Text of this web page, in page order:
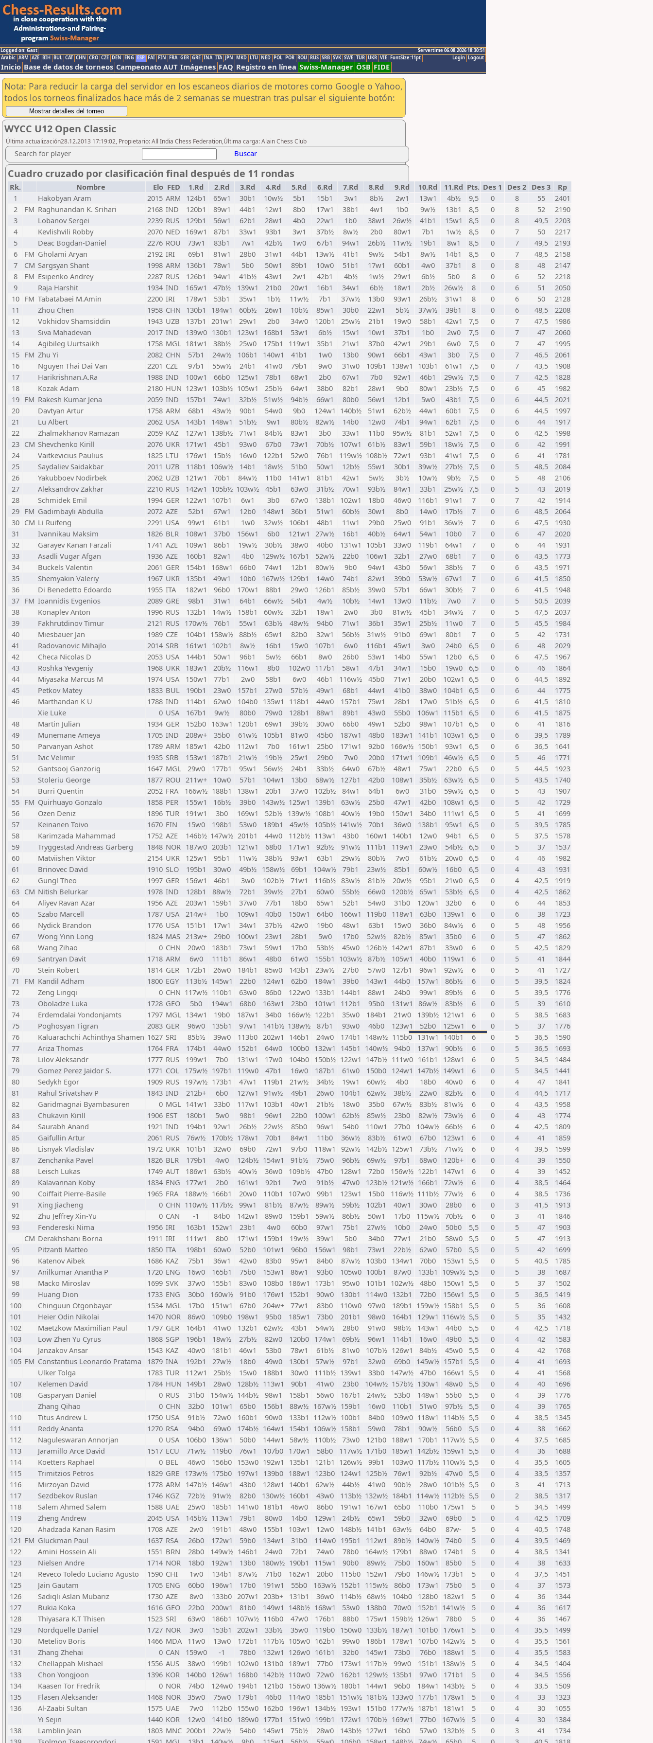
Logged on: Gast
Servertime 06.08.2026 18:30:51
Logout
Login
Arabic ARM AZE BIH BUL CAT CHN CRO CZE DEN ENG ESP FAI FIN FRA GER GRE INA ITA JPN MKD LTU NED POL POR ROU RUS SRB SVK SWE TUR UKR VIE FontSize:11pt
Inicio Base de datos de torneos Campeonato AUT Imágenes FAQ Registro en línea Swiss-Manager ÖSB FIDE
Nota: Para reducir la carga del servidor en los escaneos diarios de motores como Google o Yahoo,
todos los torneos finalizados hace más de 2 semanas se muestran tras pulsar el siguiente botón:
WYCC U12 Open Classic
Última actualización28.12.2013 17:19:02, Propietario: All India Chess Federation,Última carga: Alain Chess Club
Search for player Buscar
Cuadro cruzado por clasificación final después de 11 rondas
Rk. Nombre Elo FED 1.Rd 2.Rd 3.Rd 4.Rd 5.Rd 6.Rd 7.Rd 8.Rd 9.Rd 10.Rd 11.Rd Pts. Des 1 Des 2 Des 3
Rp
1
Hakobyan Aram 2015 ARM 124b1 65w1 30b1 10w½ 5b1 15b1 3w1 8b½ 2w1 13w1 4b½ 9,5 0 8 55
2401
2
FM Raghunandan K. Srihari 2168 IND 120b1 89w1 44b1 12w1 8b0 17w1 38b1 4w1 1b0 9w½ 13b1 8,5 0 8 52
2190
3
Lobanov Sergei 2239 RUS 129b1 56w1 62b1 28w1 4b0 22w1 1b0 38w1 26w½ 41b1 15w1 8,5 0 8 49,5
2203
4
Kevlishvili Robby 2070 NED 169w1 87b1 33w1 93b1 3w1 37b½ 8w½ 2b0 80w1 7b1 1w½ 8,5 0 7 50
2217
5
Deac Bogdan-Daniel 2276 ROU 73w1 83b1 7w1 42b½ 1w0 67b1 94w1 26b½ 11w½ 19b1 8w1 8,5 0 7 49,5
2193
6
FM Gholami Aryan 2192 IRI 69b1 81w1 28b0 31w1 44b1 13w½ 41b1 9w½ 54b1 8w½ 14b1 8,5 0 7 48,5
2158
7
CM Sargsyan Shant 1998 ARM 136b1 78w1 5b0 50w1 89b1 10w0 51b1 17w1 60b1 4w0 37b1 8 0 8 48
2147
8
FM Esipenko Andrey 2287 RUS 126b1 94w1 41b½ 43w1 2w1 42b1 4b½ 1w½ 29w1 6b½ 5b0 8 0 6 52
2218
9
Raja Harshit 1934 IND 165w1 47b½ 139w1 21b0 20w1 16b1 34w1 6b½ 18w1 2b½ 26w½ 8 0 6 51
2050
10 FM Tabatabaei M.Amin 2200 IRI 178w1 53b1 35w1 1b½ 11w½ 7b1 37w½ 13b0 93w1 26b½ 31w1 8 0 6 50
2128
11
Zhou Chen 1958 CHN 130b1 184w1 60b½ 26w1 10b½ 85w1 30b0 22w1 5b½ 37w½ 39b1 8 0 6 48,5
2208
12
Vokhidov Shamsiddin 1943 UZB 137b1 201w1 29w1 2b0 34w0 120b1 25w½ 21b1 19w0 58b1 42w1 7,5 0 7 47,5
1986
13
Siva Mahadevan 2017 IND 139w0 130b1 123w1 168b1 53w1 6b½ 15w1 10w1 37b1 1b0 2w0 7,5 0 7 47
2060
14
Agibileg Uurtsaikh 1758 MGL 181w1 38b½ 25w0 175b1 119w1 35b1 21w1 37b0 42w1 29b1 6w0 7,5 0 7 47
1995
15 FM Zhu Yi 2082 CHN 57b1 24w½ 106b1 140w1 41b1 1w0 13b0 90w1 66b1 43w1 3b0 7,5 0 7 46,5
2061
16
Nguyen Thai Dai Van 2201 CZE 97b1 55w½ 24b1 41w0 79b1 9w0 31w0 109b1 138w1 103b1 61w1 7,5 0 7 43,5
1908
17
Harikrishnan.A.Ra 1988 IND 100w1 66b0 125w1 78b1 68w1 2b0 67w1 7b0 92w1 46b1 29w½ 7,5 0 7 42,5
1828
18
Kozak Adam 2180 HUN 123w1 103b½ 105w1 25b½ 64w1 38b0 82b1 28w1 9b0 80w1 23b½ 7,5 0 6 45
1982
19 FM Rakesh Kumar Jena 2059 IND 157b1 74w1 32b½ 51w½ 94b½ 66w1 80b0 56w1 12b1 5w0 43b1 7,5 0 6 44,5
2021
20
Davtyan Artur 1758 ARM 68b1 43w½ 90b1 54w0 9b0 124w1 140b½ 51w1 62b½ 44w1 60b1 7,5 0 6 44,5
1997
21
Lu Albert 2062 USA 143b1 148w1 51b½ 9w1 80b½ 82w½ 14b0 12w0 74b1 94w1 62b1 7,5 0 6 44
1917
22
Zhalmakhanov Ramazan 2059 KAZ 127w1 138b½ 71w1 84b½ 83w1 3b0 33w1 11b0 95w½ 81b1 52w1 7,5 0 6 42,5
1998
23 CM Shevchenko Kirill 2076 UKR 171w1 45b1 93w0 67b0 73w1 70b½ 107w1 61b½ 83w1 59b1 18w½ 7,5 0 6 42
1991
24
Vaitkevicius Paulius 1825 LTU 176w1 15b½ 16w0 122b1 52w0 76b1 119w½ 108b½ 72w1 93b1 41w1 7,5 0 6 41
1781
25
Saydaliev Saidakbar 2011 UZB 118b1 106w½ 14b1 18w½ 51b0 50w1 12b½ 55w1 30b1 39w½ 27b½ 7,5 0 5 48,5
2084
26
Yakubboev Nodirbek 2062 UZB 121w1 70b1 84w½ 11b0 141w1 81b1 42w1 5w½ 3b½ 10w½ 9b½ 7,5 0 5 48
2106
27
Aleksandrov Zakhar 2210 RUS 142w1 105b½ 103w½ 45b1 63w0 31b½ 70w1 93b½ 84w1 33b1 25w½ 7,5 0 5 43
2019
28
Schmidek Emil 1994 GER 122w1 107b1 6w1 3b0 67w0 138b1 102w1 18b0 46w0 116b1 91w1 7 0 7 42
1914
29 FM Gadimbayli Abdulla 2072 AZE 52b1 67w1 12b0 148w1 36b1 51w1 60b½ 30w1 8b0 14w0 17b½ 7 0 6 48,5
2064
30 CM Li Ruifeng 2291 USA 99w1 61b1 1w0 32w½ 106b1 48b1 11w1 29b0 25w0 91b1 36w½ 7 0 6 47,5
1930
31
Ivannikau Maksim 1826 BLR 108w1 37b0 156w1 6b0 121w1 27w½ 16b1 40b½ 64w1 54w1 10b0 7 0 6 47
2020
32
Garayev Kanan Farzali 1741 AZE 109w1 86b1 19w½ 30b½ 38w0 40b0 131w1 105b1 33w0 119b1 64w1 7 0 6 44
1931
33
Asadli Vugar Afgan 1936 AZE 160b1 82w1 4b0 129w½ 167b1 52w½ 22b0 106w1 32b1 27w0 68b1 7 0 6 43,5
1773
34
Buckels Valentin 2061 GER 154b1 168w1 66b0 74w1 12b1 80w½ 9b0 94w1 43b0 56w1 38b½ 7 0 6 43,5
1971
35
Shemyakin Valeriy 1967 UKR 135b1 49w1 10b0 167w½ 129b1 14w0 74b1 82w1 39b0 53w½ 67w1 7 0 6 41,5
1850
36
Di Benedetto Edoardo 1955 ITA 182w1 96b0 170w1 88b1 29w0 126b1 85b½ 39w0 57b1 66w1 30b½ 7 0 6 41,5
1948
37 FM Ioannidis Evgenios 2089 GRE 98b1 31w1 64b1 66w½ 54b1 4w½ 10b½ 14w1 13w0 11b½ 7w0 7 0 5 50,5
2039
38
Konaplev Anton 1996 RUS 132b1 14w½ 158b1 60w½ 32b1 18w1 2w0 3b0 81w½ 45b1 34w½ 7 0 5 47,5
2037
39
Fakhrutdinov Timur 2121 RUS 170w½ 76b1 55w1 63b½ 48w½ 94b0 71w1 36b1 35w1 25b½ 11w0 7 0 5 45,5
1984
40
Miesbauer Jan 1989 CZE 104b1 158w½ 88b½ 65w1 82b0 32w1 56b½ 31w½ 91b0 69w1 80b1 7 0 5 42
1731
41
Radovanovic Mihajlo 2014 SRB 161w1 102b1 8w½ 16b1 15w0 107b1 6w0 116b1 45w1 3w0 24b0 6,5 0 6 48
2029
42
Checa Nicolas D 2053 USA 144b1 50w1 96b1 5w½ 66b1 8w0 26b0 53w1 14b0 55w1 12b0 6,5 0 6 47,5
1967
43
Roshka Yevgeniy 1968 UKR 183w1 20b½ 116w1 8b0 102w0 117b1 58w1 47b1 34w1 15b0 19w0 6,5 0 6 46
1864
44
Miyasaka Marcus M 1974 USA 150w1 77b1 2w0 58b1 6w0 46b1 116w½ 45b0 71w1 20b0 102w1 6,5 0 6 44,5
1892
45
Petkov Matey 1833 BUL 190b1 23w0 157b1 27w0 57b½ 49w1 68b1 44w1 41b0 38w0 104b1 6,5 0 6 44
1775
46
Marthandan K U 1788 IND 114b1 62w0 104b0 135w1 118b1 44w0 157b1 75w1 28b1 17w0 51b½ 6,5 0 6 41,5
1810
Xie Luke
0 USA 167b1 9w½ 80b0 79w0 128b1 88w1 89b1 43w0 55b0 106w1 115b1 6,5 0 6 41,5
1875
48
Martin Julian 1934 GER 152b0 163w1 120b1 69w1 39b½ 30w0 66b0 49w1 52b0 98w1 107b1 6,5 0 6 41
1816
49
Munemane Ameya 1705 IND 208w+ 35b0 61w½ 105b1 81w0 45b0 187w1 48b0 183w1 141b1 103w1 6,5 0 6 39,5
1789
50
Parvanyan Ashot 1789 ARM 185w1 42b0 112w1 7b0 161w1 25b0 171w1 92b0 166w½ 150b1 93w1 6,5 0 6 36,5
1641
51
Ivic Velimir 1935 SRB 153w1 187b1 21w½ 19b½ 25w1 29b0 7w0 20b0 171w1 109b1 46w½ 6,5 0 5 46
1771
52
Gantsooj Ganzorig 1647 MGL 29w0 177b1 95w1 56w½ 24b1 33b½ 64w0 67b½ 48w1 75w1 22b0 6,5 0 5 44,5
1923
53
Stoleriu George 1877 ROU 211w+ 10w0 57b1 104w1 13b0 68w½ 127b1 42b0 108w1 35b½ 63w½ 6,5 0 5 43,5
1740
54
Burri Quentin 2052 FRA 166w½ 188b1 138w1 20b1 37w0 102b½ 84w1 64b1 6w0 31b0 59w½ 6,5 0 5 43
1907
55 FM Quirhuayo Gonzalo 1858 PER 155w1 16b½ 39b0 143w½ 125w1 139b1 63w½ 25b0 47w1 42b0 108w1 6,5 0 5 42
1729
56
Ozen Deniz 1896 TUR 191w1 3b0 169w1 52b½ 139w½ 108b1 40w½ 19b0 150w1 34b0 111w1 6,5 0 5 41
1699
57
Keinanen Toivo 1670 FIN 15w0 198b1 53w0 189b1 45w½ 105b½ 141w½ 70b1 36w0 138b1 95w1 6,5 0 5 39,5
1785
58
Karimzada Mahammad 1752 AZE 146b½ 147w½ 201b1 44w0 112b½ 113w1 43b0 160w1 140b1 12w0 94b1 6,5 0 5 37,5
1578
59
Tryggestad Andreas Garberg 1848 NOR 187w0 203b1 121w1 68b0 171w1 92b½ 91w½ 111b1 119w1 23w0 54b½ 6,5 0 5 37
1537
60
Matviishen Viktor 2154 UKR 125w1 95b1 11w½ 38b½ 93w1 63b1 29w½ 80b½ 7w0 61b½ 20w0 6,5 0 4 46
1982
61
Brinovec David 1910 SLO 195b1 30w0 49b½ 158w½ 69b1 104w½ 79b1 23w½ 85b1 60w½ 16b0 6,5 0 4 43
1931
62
Gungl Theo 1997 GER 156w1 46b1 3w0 102b½ 71w1 116b½ 83w½ 81b½ 20w½ 95b1 21w0 6,5 0 4 42,5
1919
63 CM Nitish Belurkar 1978 IND 128b1 88w½ 72b1 39w½ 27b1 60w0 55b½ 66w0 120b½ 65w1 53b½ 6,5 0 4 42,5
1862
64
Aliyev Ravan Azar 1956 AZE 203w1 159b1 37w0 77b1 18b0 65w1 52b1 54w0 31b0 120w1 32b0 6 0 6 44
1853
65
Szabo Marcell 1787 USA 214w+ 1b0 109w1 40b0 150w1 64b0 166w1 119b0 118w1 63b0 139w1 6 0 6 38
1723
66
Nydick Brandon 1776 USA 151b1 17w1 34w1 37b½ 42w0 19b0 48w1 63b1 15w0 36b0 84w½ 6 0 5 48
1956
67
Wong Yinn Long 1824 MAS 213w+ 29b0 100w1 23w1 28b1 5w0 17b0 52w½ 82b½ 85w1 35b0 6 0 5 47
1862
68
Wang Zihao 0 CHN 20w0 183b1 73w1 59w1 17b0 53b½ 45w0 126b½ 142w1 87b1 33w0 6 0 5 42,5
1829
69
Santryan Davit 1718 ARM 6w0 111b1 86w1 48b0 61w0 155b1 103w½ 87b½ 105w1 40b0 119w1 6 0 5 41
1844
70
Stein Robert 1814 GER 172b1 26w0 184b1 85w0 143b1 23w½ 27b0 57w0 127b1 96w1 92w½ 6 0 5 41
1727
71
FM Kandil Adham 1800 EGY 113b½ 145w1 22b0 124w1 62b0 184w1 39b0 143w1 44b0 157w1 86b½ 6 0 5 39,5
1824
72
Zeng Lingqi 0 CHN 117w½ 110b1 63w0 86b0 122w0 133b1 144b1 88w1 24b0 99w1 89b½ 6 0 5 39,5
1776
73
Oboladze Luka 1728 GEO 5b0 194w1 68b0 163w1 23b0 101w1 112b1 95b0 131w1 86w½ 83b½ 6 0 5 39
1610
74
Erdemdalai Yondonjamts 1797 MGL 134w1 19b0 187w1 34b0 166w½ 122b1 35w0 184b1 21w0 139b½ 121w1 6 0 5 38,5
1683
75
Poghosyan Tigran 2083 GER 96w0 135b1 97w1 141b½ 138w½ 87b1 93w0 46b0 123w1 52b0 125w1 6 0 5 37
1776
76
Kaluarachchi Achinthya Shamen 1627 SRI 85b½ 39w0 113b0 202w1 146b1 24w0 174b1 148w½ 115b0 131w1 140b1 6 0 5 36,5
1590
77
Ariza Thomas 1764 FRA 174b1 44w0 152b1 64w0 100b0 132w1 145b1 140w½ 94b0 137w1 90b½ 6 0 5 36,5
1693
78
Lilov Aleksandr 1777 RUS 199w1 7b0 131w1 17w0 104b0 150b½ 122w1 147b½ 111w0 161b1 128w1 6 0 5 34,5
1484
79
Gomez Perez Jaidor S. 1771 COL 175w½ 197b1 119w0 47b1 16w0 187b1 61w0 150b0 124w1 147b½ 149w1 6 0 5 34,5
1441
80
Sedykh Egor 1909 RUS 197w½ 173b1 47w1 119b1 21w½ 34b½ 19w1 60w½ 4b0 18b0 40w0 6 0 4 47
1841
81
Rahul Srivatshav P 1843 IND 212b+ 6b0 127w1 91w½ 49b1 26w0 104b1 62w½ 38b½ 22w0 82b½ 6 0 4 44,5
1717
82
Garidmagnai Byambasuren 0 MGL 141w1 33b0 117w1 103b1 40w1 21b½ 18w0 35b0 67w½ 83b½ 81w½ 6 0 4 43,5
1958
83
Chukavin Kirill 1906 EST 180b1 5w0 98b1 96w1 22b0 100w1 62b½ 85w½ 23b0 82w½ 73w½ 6 0 4 43
1774
84
Saurabh Anand 1921 IND 194b1 92w1 26b½ 22w½ 85b0 96w1 54b0 110w1 27b0 104w½ 66b½ 6 0 4 42,5
1809
85
Gaifullin Artur 2061 RUS 76w½ 170b½ 178w1 70b1 84w1 11b0 36w½ 83b½ 61w0 67b0 123w1 6 0 4 41
1859
86
Lisnyak Vladislav 1972 UKR 101b1 32w0 69b0 72w1 97b0 118w1 92w½ 142b½ 125w1 73b½ 71w½ 6 0 4 39,5
1599
87
Zenchanka Pavel 1826 BLR 179b1 4w0 124b½ 154w1 91b½ 75w0 96b½ 69w½ 97b1 68w0 120b+ 6 0 4 39
1550
88
Leisch Lukas 1749 AUT 186w1 63b½ 40w½ 36w0 109b½ 47b0 128w1 72b0 156w½ 122b1 147w1 6 0 4 39
1452
89
Kalavannan Koby 1834 ENG 177w1 2b0 161w1 92b1 7w0 91b½ 47w0 123b½ 121w½ 166b1 72w½ 6 0 4 38,5
1464
90
Coiffait Pierre-Basile 1965 FRA 188w½ 166b1 20w0 110b1 107w0 99b1 123w1 15b0 116w½ 111b½ 77w½ 6 0 4 38,5
1736
91
Xing Jiacheng 0 CHN 110w½ 117b½ 99w1 81b½ 87w½ 89w½ 59b½ 102b1 40w1 30w0 28b0 6 0 3 41,5
1913
92
Zhu Jeffrey Xin-Yu 0 CAN -1 84b0 142w1 89w0 159b1 59w½ 86b½ 50w1 17b0 115w½ 70b½ 6 0 3 41
1846
93
Fendereski Nima 1956 IRI 163b1 152w1 23b1 4w0 60b0 97w1 75b1 27w½ 10b0 24w0 50b0 5,5 0 5 47
1903
CM Derakhshani Borna 1911 IRI 111w1 8b0 171w1 159b1 19w½ 39w1 5b0 34b0 77w1 21b0 58w0 5,5 0 5 47
1913
95
Pitzanti Matteo 1850 ITA 198b1 60w0 52b0 101w1 96b0 156w1 98b1 73w1 22b½ 62w0 57b0 5,5 0 5 42
1699
96
Katenov Aibek 1686 KAZ 75b1 36w1 42w0 83b0 95w1 84b0 87w½ 103b0 134w1 70b0 153w1 5,5 0 5 40,5
1785
97
Anilkumar Anantha P 1720 ENG 16w0 165b1 75b0 153w1 86w1 93b0 105w0 100b1 87w0 133b1 109w½ 5,5 0 5 38
1687
98
Macko Miroslav 1699 SVK 37w0 155b1 83w0 108b0 186w1 173b1 95w0 101b1 102w½ 48b0 150w1 5,5 0 5 37
1502
99
Huang Dion 1733 ENG 30b0 160w½ 91b0 176w1 152b1 90w0 130b1 114w0 132b1 72b0 156w1 5,5 0 5 36,5
1419
100
Chinguun Otgonbayar 1534 MGL 17b0 151w1 67b0 204w+ 77w1 83b0 110w0 97w0 189b1 159w½ 158b1 5,5 0 5 36
1608
101
Heier Odin Nikolai 1470 NOR 86w0 109b0 198w1 95b0 185w1 73b0 201b1 98w0 164b1 129w1 116w½ 5,5 0 5 35
1432
102
Maetzkow Maximilian Paul 1797 GER 164b1 41w0 132b1 62w½ 43b1 54w½ 28b0 91w0 98b½ 143w1 44b0 5,5 0 4 42,5
1718
103
Low Zhen Yu Cyrus 1868 SGP 196b1 18w½ 27b½ 82w0 120b0 174w1 69b½ 96w1 114b1 16w0 49b0 5,5 0 4 42
1583
104
Janzakov Ansar 1543 KAZ 40w0 181b1 46w1 53b0 78w1 61b½ 81w0 107b½ 126w1 84b½ 45w0 5,5 0 4 42
1768
105 FM Constantius Leonardo Pratama 1879 INA 192b1 27w½ 18b0 49w0 130b1 57w½ 97b1 32w0 69b0 145w½ 157b1 5,5 0 4 41
1693
Ulker Tolga
1783 TUR 112w1 25b½ 15w0 188b1 30w0 111b½ 139w1 33b0 147w½ 47b0 166w1 5,5 0 4 41
1568
107
Kelemen David 1784 HUN 149b1 28w0 128b½ 113w1 90b1 41w0 23b0 104w½ 157b½ 130w1 48w0 5,5 0 4 40
1696
108
Gasparyan Daniel 0 RUS 31b0 154w½ 144b½ 98w1 158b1 56w0 167b1 24w½ 53b0 148w1 55b0 5,5 0 4 39
1776
Zhang Qihao
0 CHN 32b0 101w1 65b0 156b1 88w½ 167w½ 159b1 16w0 110b1 51w0 97b½ 5,5 0 4 39
1765
110
Titus Andrew L 1750 USA 91b½ 72w0 160b1 90w0 133b1 112w½ 100b1 84b0 109w0 118w1 114b½ 5,5 0 4 38,5
1345
111
Reddy Ananta 1270 RSA 94b0 69w0 174b½ 164w1 154b1 106w½ 158b1 59w0 78b1 90w½ 56b0 5,5 0 4 38
1662
112
Naguleswaran Annorjan 0 USA 106b0 136w1 50b0 144w1 58w½ 110b½ 73w0 121b0 188w1 170b1 117w½ 5,5 0 4 37,5
1685
113
Jaramillo Arce David 1517 ECU 71w½ 119b0 76w1 107b0 170w1 58b0 117w½ 171b0 185w1 142b½ 159w1 5,5 0 4 36
1688
114
Koetters Raphael 0 BEL 46w0 156b0 153w0 192w1 135b1 121b1 126w½ 99b1 103w0 117b½ 110w½ 5,5 0 4 35,5
1605
115
Trimitzios Petros 1829 GRE 173w½ 175b0 197w1 139b0 188w1 123b0 124w1 125b½ 76w1 92b½ 47w0 5,5 0 4 33,5
1357
116
Mirzoyan David 1778 ARM 147b½ 146w1 43b0 128w1 140b1 62w½ 44b½ 41w0 90b½ 28w0 101b½ 5,5 0 3 41
1713
117
Sezdbekov Ruslan 1746 KGZ 72b½ 91w½ 82b0 130w½ 160b1 43w0 113b½ 132w½ 184b1 114w½ 112b½ 5,5 0 2 38,5
1317
118
Salem Ahmed Salem 1588 UAE 25w0 185b1 141w0 181b1 46w0 86b0 191w1 167w1 65b0 110b0 175w1 5 0 5 34,5
1499
119
Zheng Andrew 2045 USA 145b½ 113w1 79b1 80w0 14b0 129w1 24b½ 65w1 59b0 32w0 69b0 5 0 4 42,5
1709
120
Ahadzada Kanan Rasim 1708 AZE 2w0 191b1 48w0 155b1 103w1 12w0 148b½ 141b1 63w½ 64b0 87w- 5 0 4 40,5
1748
121 FM Gluckman Paul 1637 RSA 26b0 172w1 59b0 134w1 31b0 114w0 195b1 112w1 89b½ 140w½ 74b0 5 0 4 39,5
1469
122
Amini Hossein Ali 1551 BRN 28b0 149w½ 146b1 24w0 72b1 74w0 78b0 164w½ 179b1 88w0 174b1 5 0 4 38,5
1341
123
Nielsen Andre 1714 NOR 18b0 192w1 13b0 180w½ 190b1 115w1 90b0 89w½ 75b0 160w1 85b0 5 0 4 38
1633
124
Reveco Toledo Luciano Agusto 1590 CHI 1w0 134b1 87w½ 71b0 162w1 20b0 115b0 152w1 79b0 146w½ 173b1 5 0 4 37,5
1451
125
Jain Gautam 1705 ENG 60b0 196w1 17b0 191w1 55b0 163w½ 152b1 115w½ 86b0 173w1 75b0 5 0 4 37
1573
126
Sadiqli Aslan Mubariz 1730 AZE 8w0 133b0 207w1 203b+ 131b1 36w0 114b½ 68w½ 104b0 128b0 182w1 5 0 4 36
1344
127
Bukia Koka 1616 GEO 22b0 200w1 81b0 149w1 148b½ 168w1 53w0 138b0 70w0 152b1 141w½ 5 0 4 36
1617
128
Thiyasara K.T Thisen 1523 SRI 63w0 186b1 107w½ 116b0 47w0 176b1 88b0 175w1 159b½ 126w1 78b0 5 0 4 36
1467
129
Nordquelle Daniel 1727 NOR 3w0 153b1 202w1 33b½ 35w0 119b0 150w0 133b½ 187w1 101b0 176w1 5 0 4 35,5
1499
130
Meteliov Boris 1466 MDA 11w0 13w0 172b1 117b½ 105w0 162b1 99w0 186b1 178w1 107b0 142w½ 5 0 4 35,5
1561
131
Zhang Zhehai 0 CAN 159w0 -1 78b0 132w1 126w0 161b1 32b0 145w1 73b0 76b0 188w1 5 0 4 35,5
1583
132
Chellappah Mishael 1556 AUS 38w0 199b1 102w0 131b0 189w1 77b0 173w1 117b½ 99w0 151b1 138w½ 5 0 4 34,5
1404
133
Chon Yongjoon 1396 KOR 140b0 126w1 168b0 142b½ 110w0 72w0 162b1 129w½ 135b1 97w0 171b1 5 0 4 34,5
1556
134
Kaasen Tor Fredrik 0 NOR 74b0 124w0 194b1 121b0 156w0 136w½ 180b1 144w1 96b0 184w1 143b½ 5 0 4 33,5
1509
135
Flasen Aleksander 1468 NOR 35w0 75w0 179b1 46b0 114w0 185b1 151w½ 181b½ 133w0 177b1 178w1 5 0 4 33
1323
136
Al-Zaabi Sultan 1575 UAE 7w0 112b0 155w0 162b0 196w1 134b½ 193w1 151b0 177w½ 187b1 181w1 5 0 4 30
1055
Yi Sejin
1440 KOR 12w0 141b0 189w0 177b1 151w0 199b1 172w1 170b½ 169w1 77b0 167w½ 5 0 4 30
1384
138
Lamblin Jean 1803 MNC 200b1 22w½ 54b0 145w1 75b½ 28w0 143b½ 127w1 16b0 57w0 132b½ 5 0 3 41
1734